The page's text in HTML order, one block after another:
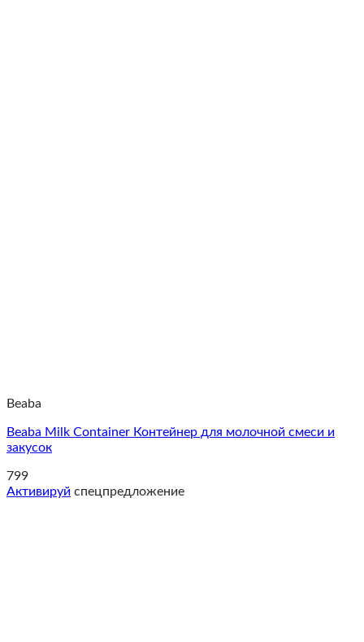
Beaba
Beaba Milk Container Контейнер для молочной смеси и
закусок
799
Активируй спецпредложение